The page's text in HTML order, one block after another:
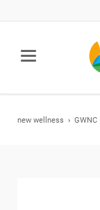
new wellness GWNC